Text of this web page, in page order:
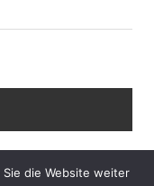
die Website weiter